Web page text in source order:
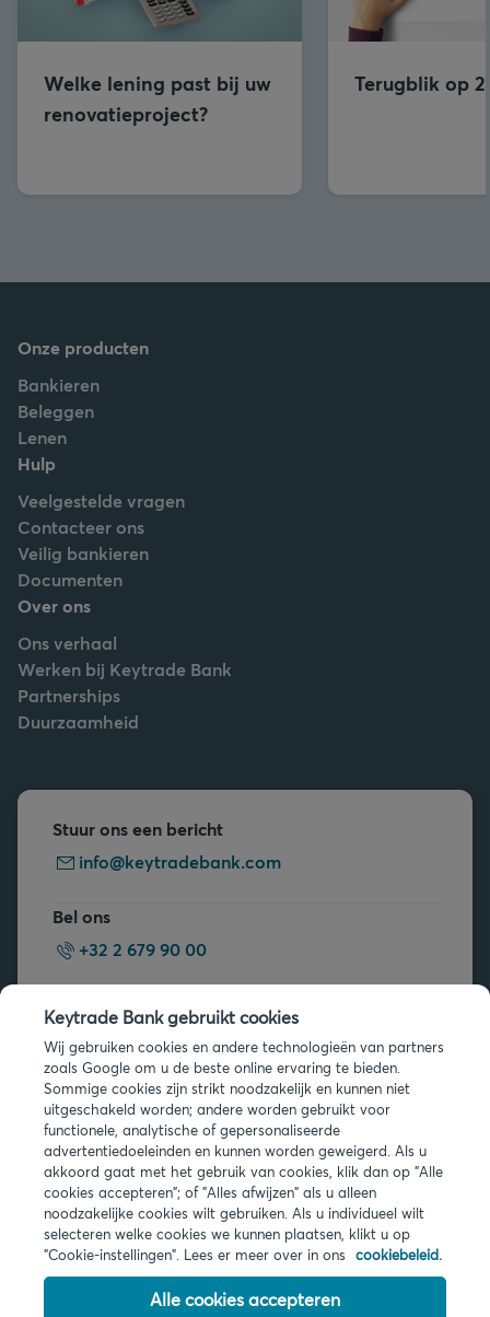
Welke lening past bij uw
renovatieproject?
Terugblik op
Onze producten
Bankieren
Beleggen
Lenen
Hulp
Veelgestelde vragen
Contacteer ons
Veilig bankieren
Documenten
Over ons
Ons verhaal
Werken bij Keytrade Bank
Partnerships
Duurzaamheid
Stuur ons een bericht
info@keytradebank.com
Bel ons
+32 2 679 90 00
Veelgestelde vragen
Juridische info
Privacy
Cookies
PSD2
Toegankelijkheid
Keytrade Bank gebruikt cookies
Wij gebruiken cookies en andere technologieën van partners
zoals Google om u de beste online ervaring te bieden.
Sommige cookies zijn strikt noodzakelijk en kunnen niet
uitgeschakeld worden; andere worden gebruikt voor
functionele, analytische of gepersonaliseerde
advertentiedoeleinden en kunnen worden geweigerd. Als u
akkoord gaat met het gebruik van cookies, klik dan op "Alle
cookies accepteren"; of "Alles afwijzen" als u alleen
noodzakelijke cookies wilt gebruiken. Als u individueel wilt
selecteren welke cookies we kunnen plaatsen, klikt u op
"Cookie-instellingen". Lees er meer over in ons cookiebeleid.
Alle cookies accepteren